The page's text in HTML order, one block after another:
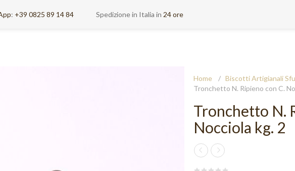
: +39 0825 89 14 84 Spedizione in Italia in 24 ore
Home / Biscotti Artigianali
Tronchetto N. Ripieno con C.
Tronchetto N.
Nocciola kg. 2